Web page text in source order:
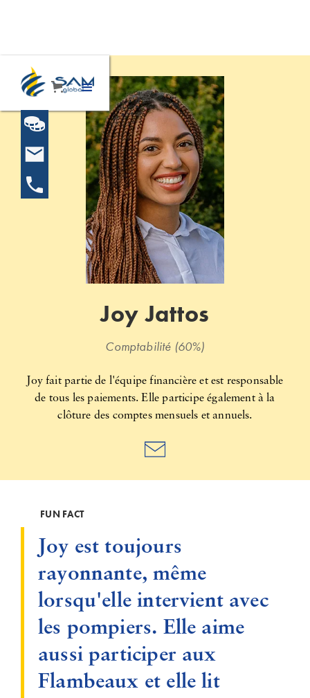
Joy Jattos
Comptabilité (60%)
Joy fait partie de l'équipe financière et est responsable
de tous les paiements. Elle participe également à la
clôture des comptes mensuels et annuels.
FUN FACT
Joy est toujours
rayonnante, même
lorsqu'elle intervient avec
les pompiers. Elle aime
aussi participer aux
Flambeaux et elle lit